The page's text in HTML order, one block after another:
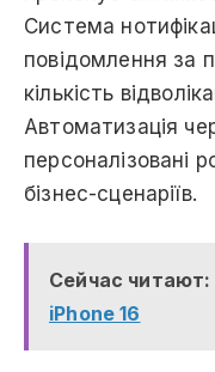
Система
повідомлення за
кількість
Автоматизація
персоналізовані
бізнес-сценаріїв.
Сейчас читают:
iPhone 16